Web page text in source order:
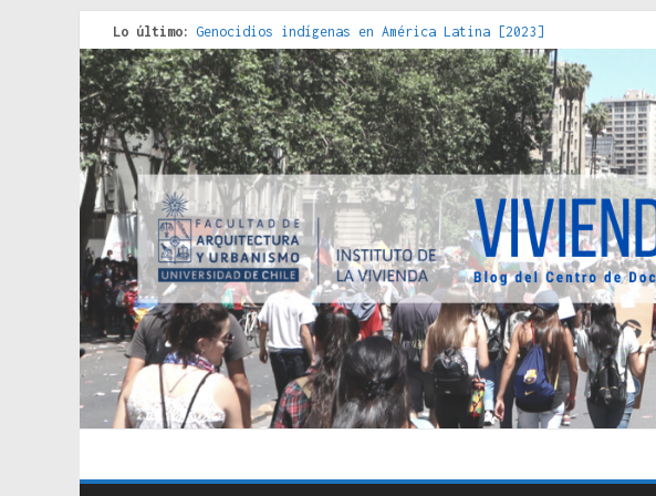
Lo último: Genocidios indígenas en América Latina [2023]
Estudios sobre la espacialización de los Estados :
Donde el pedernal choca con el acero : hacia una teoría
Criterios técnicos para una vivienda adecuada [2019]
Red de consultorios de la Caja del Seguro Obrero en